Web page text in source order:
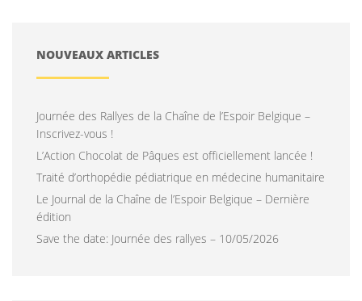
NOUVEAUX ARTICLES
Journée des Rallyes de la Chaîne de l’Espoir Belgique –
Inscrivez-vous !
L’Action Chocolat de Pâques est officiellement lancée !
Traité d’orthopédie pédiatrique en médecine humanitaire
Le Journal de la Chaîne de l’Espoir Belgique – Dernière
édition
Save the date: Journée des rallyes – 10/05/2026